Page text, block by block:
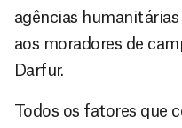
agências
aos moradores de
Darfur.
Todos os fatores que